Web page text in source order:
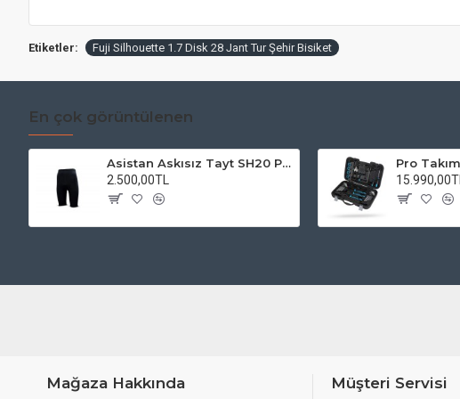
Etiketler: Fuji Silhouette 1.7 Disk 28 Jant Tur Şehir Bisiket
En çok görüntülenen
Asistan Askısız Tayt SH20 Pedli Siyah
2.500,00TL
15.990,00TL
Mağaza Hakkında Müşteri Servisi